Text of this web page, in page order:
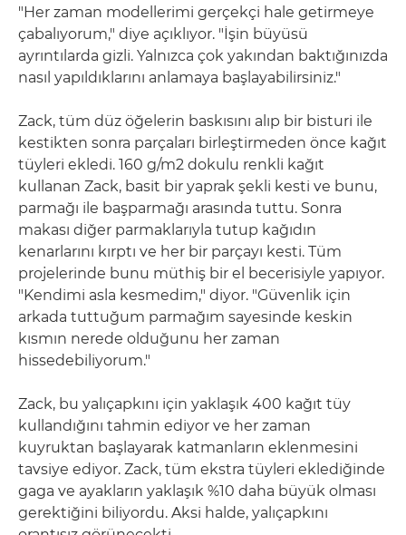
"Her zaman modellerimi gerçekçi hale getirmeye
çabalıyorum," diye açıklıyor. "İşin büyüsü
ayrıntılarda gizli. Yalnızca çok yakından baktığınızda
nasıl yapıldıklarını anlamaya başlayabilirsiniz."
Zack, tüm düz öğelerin baskısını alıp bir bisturi ile
kestikten sonra parçaları birleştirmeden önce kağıt
tüyleri ekledi. 160 g/m2 dokulu renkli kağıt
kullanan Zack, basit bir yaprak şekli kesti ve bunu,
parmağı ile başparmağı arasında tuttu. Sonra
makası diğer parmaklarıyla tutup kağıdın
kenarlarını kırptı ve her bir parçayı kesti. Tüm
projelerinde bunu müthiş bir el becerisiyle yapıyor.
"Kendimi asla kesmedim," diyor. "Güvenlik için
arkada tuttuğum parmağım sayesinde keskin
kısmın nerede olduğunu her zaman
hissedebiliyorum."
Zack, bu yalıçapkını için yaklaşık 400 kağıt tüy
kullandığını tahmin ediyor ve her zaman
kuyruktan başlayarak katmanların eklenmesini
tavsiye ediyor. Zack, tüm ekstra tüyleri eklediğinde
gaga ve ayakların yaklaşık %10 daha büyük olması
gerektiğini biliyordu. Aksi halde, yalıçapkını